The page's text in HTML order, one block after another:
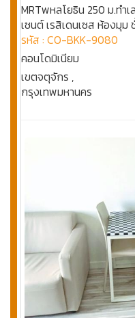
MRTพหลโยธิน 250 ม.ทำ
เซนต์ เรสิเดนเซส ห้องมุม
รหัส : CO-BKK-9080
คอนโดมิเนียม
เขตจตุจักร ,
กรุงเทพมหานคร